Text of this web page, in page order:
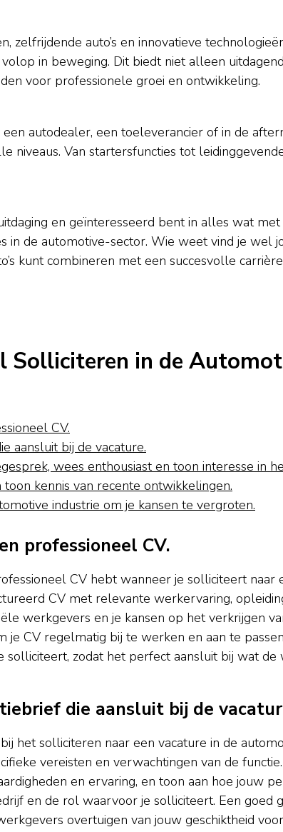
zelfrijdende auto’s en innovatieve
in beweging. Dit biedt niet alleen
voor professionele groei en ontwikkeling.
autodealer, een toeleverancier of in de
niveaus. Van startersfuncties tot
en geïnteresseerd bent in alles wat met
in de automotive-sector. Wie weet vind je wel
kunt combineren met een succesvolle
Solliciteren in de
CV.
aansluit bij de vacature.
wees enthousiast en toon interesse in
kennis van recente ontwikkelingen.
industrie om je kansen te vergroten.
professioneel CV.
CV hebt wanneer je solliciteert naar
CV met relevante werkervaring,
werkgevers en je kansen op het verkrijgen
CV regelmatig bij te werken en aan te
solliciteert, zodat het perfect aansluit bij wat
die aansluit bij de
het solliciteren naar een vacature in de
vereisten en verwachtingen van de
en ervaring, en toon aan hoe jouw
en de rol waarvoor je solliciteert. Een goed
overtuigen van jouw geschiktheid